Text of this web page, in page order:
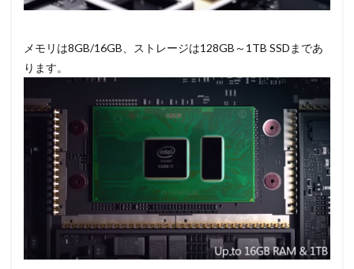
メモリは8GB/16GB、ストレージは128GB～1TB SSDまであ
ります。